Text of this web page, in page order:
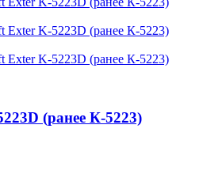
(ранее К-5223)